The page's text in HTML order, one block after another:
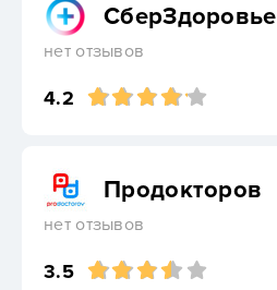
СберЗдоровье
нет отзывов
4.2
Продокторов
нет отзывов
3.5